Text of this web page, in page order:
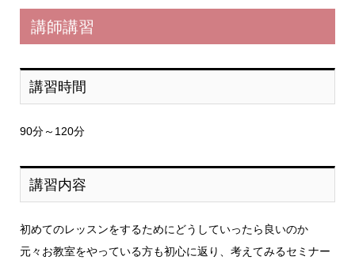
講師講習
講習時間
90分～120分
講習内容
初めてのレッスンをするためにどうしていったら良いのか
元々お教室をやっている方も初心に返り、考えてみるセミナー